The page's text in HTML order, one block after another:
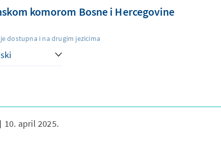
komorom Bosne i Hercegovine
dostupna i na drugim jezicima
10. april 2025.